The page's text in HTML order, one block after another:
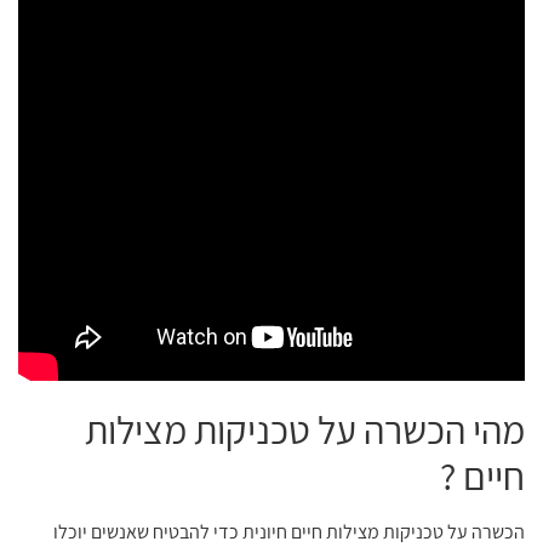
מהי הכשרה על טכניקות מצילות
חיים ?
הכשרה על טכניקות מצילות חיים חיונית כדי להבטיח שאנשים יוכלו